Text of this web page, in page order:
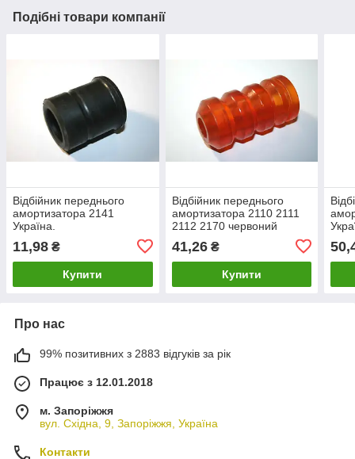
Подібні товари компанії
Відбійник переднього
амортизатора 2141
Україна.
11,98 ₴
Купити
Відбійник переднього
амортизатора 2110 2111
2112 2170 червоний
41,26₴
Купити
Про нас
99% позитивних з 2883 відгуків за рік
Працює з 12.01.2018
м. Запоріжжя
вул. Східна, 9, Запоріжжя, Україна
Контакти